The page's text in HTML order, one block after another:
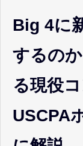
Big 4に
するの
る現役
USCPA